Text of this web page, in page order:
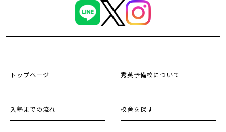
トップページ 秀英予備校について
入塾までの流れ 校舎を探す